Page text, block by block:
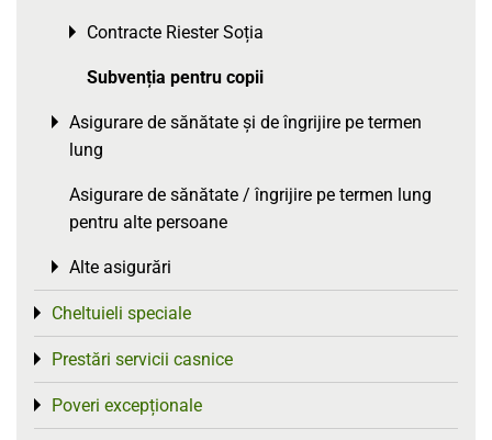
Contracte Riester Soția
Toggle menu
Subvenția pentru copii
Asigurare de sănătate și de îngrijire pe termen
lung
Toggle menu
Asigurare de sănătate / îngrijire pe termen lung
pentru alte persoane
Alte asigurări
Toggle menu
Cheltuieli speciale
Toggle menu
Prestări servicii casnice
Toggle menu
Poveri excepționale
Toggle menu